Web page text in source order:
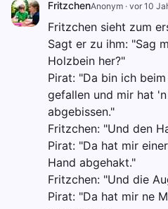
FritzchenAnonym · vor 10
Fritzchen sieht zum
Sagt er zu ihm: "Sag
Holzbein her?"
Pirat: "Da bin ich
gefallen und mir hat
abgebissen."
Fritzchen: "Und den
Pirat: "Da hat mir
Hand abgehakt."
Fritzchen: "Und die
Pirat: "Da hat mir ne